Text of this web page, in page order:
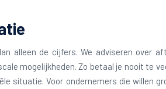
alleen de cijfers. We adviseren over
mogelijkheden. Zo betaal je nooit te
situatie. Voor ondernemers die willen